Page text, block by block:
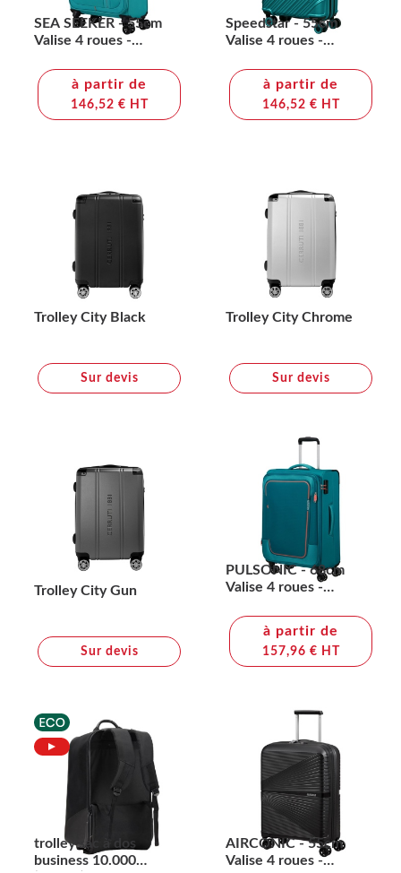
SEA SEEKER - 55cm
Valise 4 roues -
TOURISTER
à partir de
146,52 € HT
Speedstar - 55cm
Valise 4 roues -
TOURISTER
à partir de
146,52 € HT
Trolley City Black
Sur devis
Trolley City Chrome
Sur devis
Trolley City Gun
Sur devis
PULSONIC - 68cm
Valise 4 roues -
TOURISTER
à partir de
157,96 € HT
trolley sac à dos
business 10.000
AIRCONIC - 55cm
Valise 4 roues -